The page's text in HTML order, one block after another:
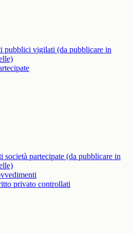
pubblici vigilati (da pubblicare in
società partecipate (da pubblicare in
privato controllati